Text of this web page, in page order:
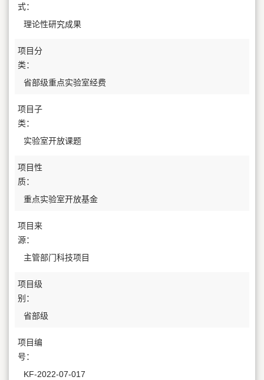
式：
理论性研究成果
项目分
类：
省部级重点实验室经费
项目子
类：
实验室开放课题
项目性
质：
重点实验室开放基金
项目来
源：
主管部门科技项目
项目级
别：
省部级
项目编
号：
KF-2022-07-017